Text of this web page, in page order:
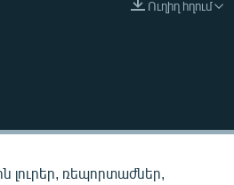
Ուղիղ հղում
լուրեր, ռեպորտաժներ,